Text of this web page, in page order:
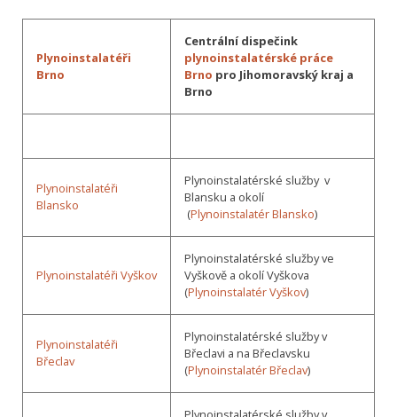
Plynoinstalatéři
Brno
Centrální dispečink
plynoinstalatérské práce
Brno pro Jihomoravský kraj a
Brno
Plynoinstalatéři
Blansko
Plynoinstalatérské služby v
Blansku a okolí
(Plynoinstalatér Blansko)
Plynoinstalatéři Vyškov
Plynoinstalatérské služby ve
Vyškově a okolí Vyškova
(Plynoinstalatér Vyškov)
Plynoinstalatéři
Břeclav
Plynoinstalatérské služby v
Břeclavi a na Břeclavsku
(Plynoinstalatér Břeclav)